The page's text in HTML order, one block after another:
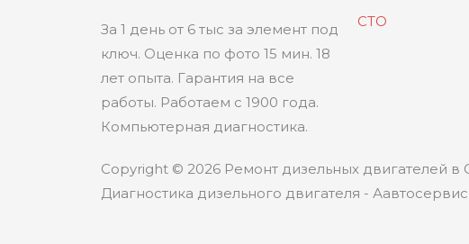
За 1 день от 6 тыс за элемент под
ключ. Оценка по фото 15 мин. 18
лет опыта. Гарантия на все
работы. Работаем с 1900 года.
Компьютерная диагностика.
СТО
Copyright © 2026 Ремонт дизельных двигателей в
Диагностика дизельного двигателя -